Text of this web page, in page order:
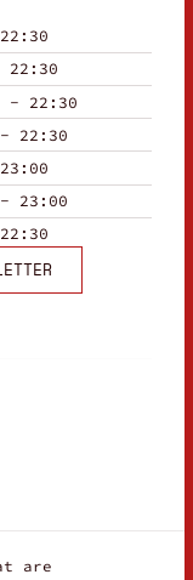
22:30
- 22:30
22:30
23:00
are